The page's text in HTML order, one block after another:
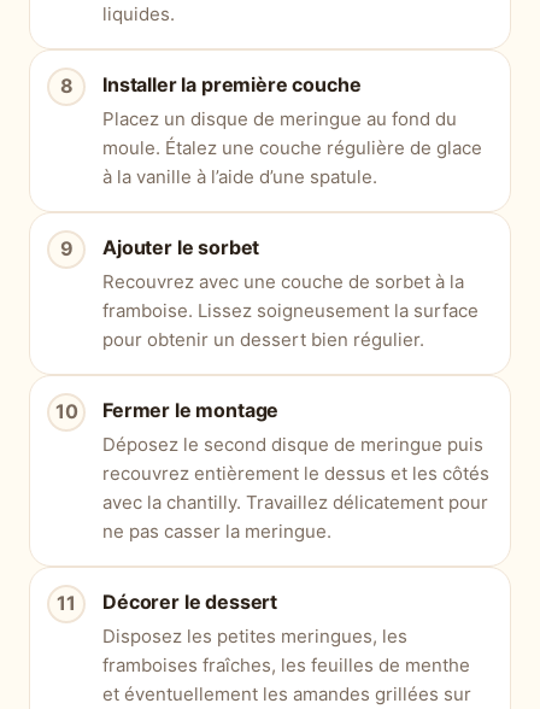
liquides.
Installer la première couche
Placez un disque de meringue au fond du
moule. Étalez une couche régulière de glace
à la vanille à l’aide d’une spatule.
Ajouter le sorbet
Recouvrez avec une couche de sorbet à la
framboise. Lissez soigneusement la surface
pour obtenir un dessert bien régulier.
Fermer le montage
Déposez le second disque de meringue puis
recouvrez entièrement le dessus et les côtés
avec la chantilly. Travaillez délicatement pour
ne pas casser la meringue.
Décorer le dessert
Disposez les petites meringues, les
framboises fraîches, les feuilles de menthe
et éventuellement les amandes grillées sur